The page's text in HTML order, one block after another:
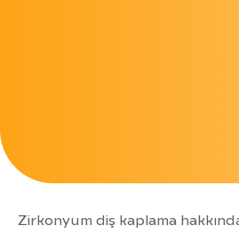
Zirkonyum diş kaplama